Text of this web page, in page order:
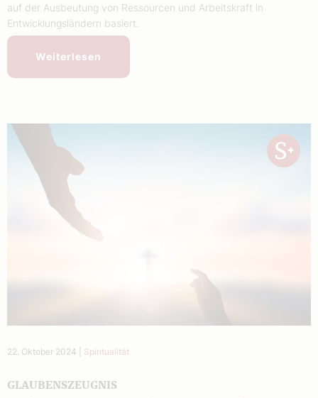
auf der Ausbeutung von Ressourcen und Arbeitskraft in
Entwicklungsländern basiert.
Weiterlesen
22. Oktober 2024 Spiritualität
GLAUBENSZEUGNIS